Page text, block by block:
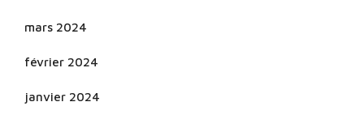
mars 2024
février 2024
janvier 2024